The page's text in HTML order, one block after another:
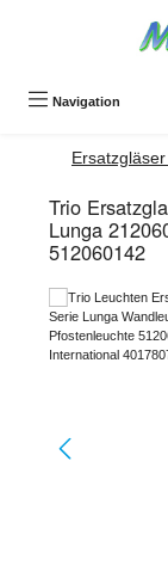
Navigation
Trio
Lunga
512060142
Bildergalerie